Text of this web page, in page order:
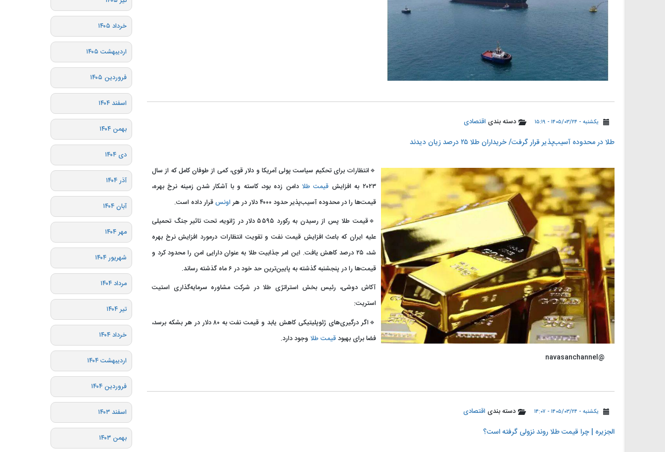
یکشنبه - ۱۴۰۵/۰۳/۲۴ - ۱۵:۱۹ دسته بندی اقتصادی
طلا در محدوده آسیب‌پذیر قرار گرفت/ خریداران طلا ۲۵ درصد زیان دیدند
🔹انتظارات برای تحکیم سیاست پولی آمریکا و دلار قوی، کمی از طوفان کامل که از سال
۲۰۲۳ به افزایش
قیمت طلا دامن زده بود، کاسته و با آشکار شدن زمینه نرخ بهره،
قیمت‌ها را در محدوده آسیب‌پذیر حدود ۴۰۰۰ دلار در هر
اونسقرار داده است.
🔹قیمت طلا پس از رسیدن به رکورد ۵۵۹۵ دلار در ژانویه، تحت تاثیر جنگ تحمیلی
علیه ایران که باعث افزایش قیمت نفت و تقویت انتظارات درمورد افزایش نرخ بهره
شد، ۲۵ درصد کاهش یافت. این امر جذابیت طلا به عنوان دارایی امن را محدود کرد و
قیمت‌ها را در پنجشنبه گذشته به پایین‌ترین حد خود در ۶ ماه گذشته رساند.
آکاش دوشی، رئیس بخش استراتژی طلا در شرکت مشاوره سرمایه‌گذاری استیت
استریت:
🔹اگر درگیری‌های ژئوپلیتیکی کاهش یابد و قیمت نفت به ۸۰ دلار در هر بشکه برسد،
فضا برای بهبودقیمت طلا وجود دارد.
@navasanchannel
یکشنبه - ۱۴۰۵/۰۳/۲۴ - ۱۴:۰۷ دسته بندی اقتصادی
الجزیره | چرا قیمت طلا روند نزولی گرفته است؟
خرداد ۱۴۰۵
اردیبهشت ۱۴۰۵
فروردین ۱۴۰۵
اسفند ۱۴۰۴
بهمن ۱۴۰۴
دی ۱۴۰۴
آذر ۱۴۰۴
آبان ۱۴۰۴
مهر ۱۴۰۴
شهریور ۱۴۰۴
مرداد ۱۴۰۴
تیر ۱۴۰۴
خرداد ۱۴۰۴
اردیبهشت ۱۴۰۴
فروردین ۱۴۰۴
اسفند ۱۴۰۳
بهمن ۱۴۰۳